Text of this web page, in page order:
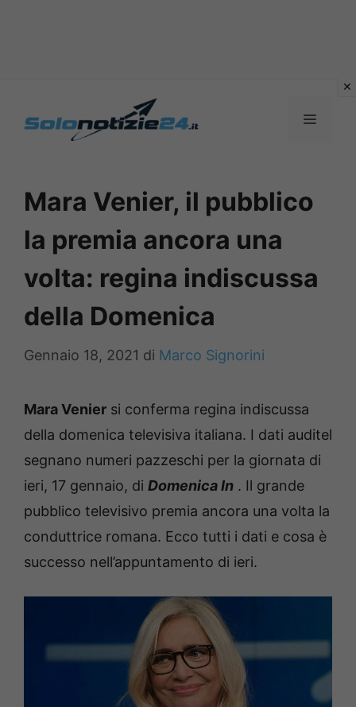
MENU
Mara Venier, il pubblico
la premia ancora una
volta: regina indiscussa
della Domenica
Gennaio 18, 2021 di Marco Signorini
Mara Venier si conferma regina indiscussa
della domenica televisiva italiana. I dati auditel
segnano numeri pazzeschi per la giornata di
ieri, 17 gennaio, di Domenica In . Il grande
pubblico televisivo premia ancora una volta la
conduttrice romana. Ecco tutti i dati e cosa è
successo nell’appuntamento di ieri.